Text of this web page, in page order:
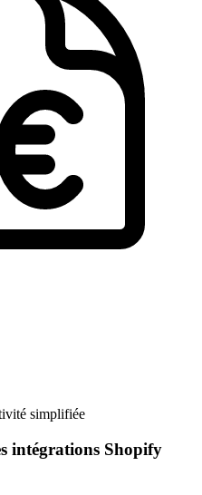
simplifiée
intégrations Shopify